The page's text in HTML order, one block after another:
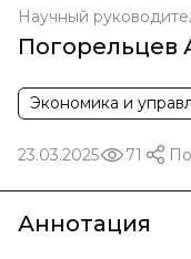
Научный
Погорельцев
Экономика и
23.03.2025 71
Аннотация